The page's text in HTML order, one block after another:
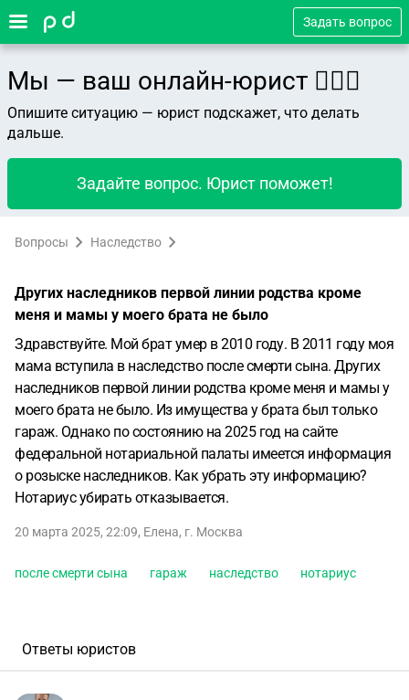
Задать вопрос
Мы — ваш онлайн-юрист 👨🏻‍⚖️
Опишите ситуацию — юрист подскажет, что делать
дальше.
Задайте вопрос. Юрист поможет!
Вопросы Наследство
Других наследников первой линии родства кроме
меня и мамы у моего брата не было
Здравствуйте. Мой брат умер в 2010 году. В 2011 году моя
мама вступила в наследство после смерти сына. Других
наследников первой линии родства кроме меня и мамы у
моего брата не было. Из имущества у брата был только
гараж. Однако по состоянию на 2025 год на сайте
федеральной нотариальной палаты имеется информация
о розыске наследников. Как убрать эту информацию?
Нотариус убирать отказывается.
20 марта 2025, 22:09, Елена, г. Москва
после смерти сына гараж наследство нотариус
Ответы юристов